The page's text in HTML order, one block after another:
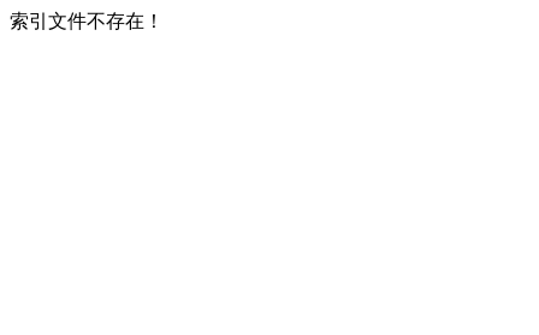
索引文件不存在！